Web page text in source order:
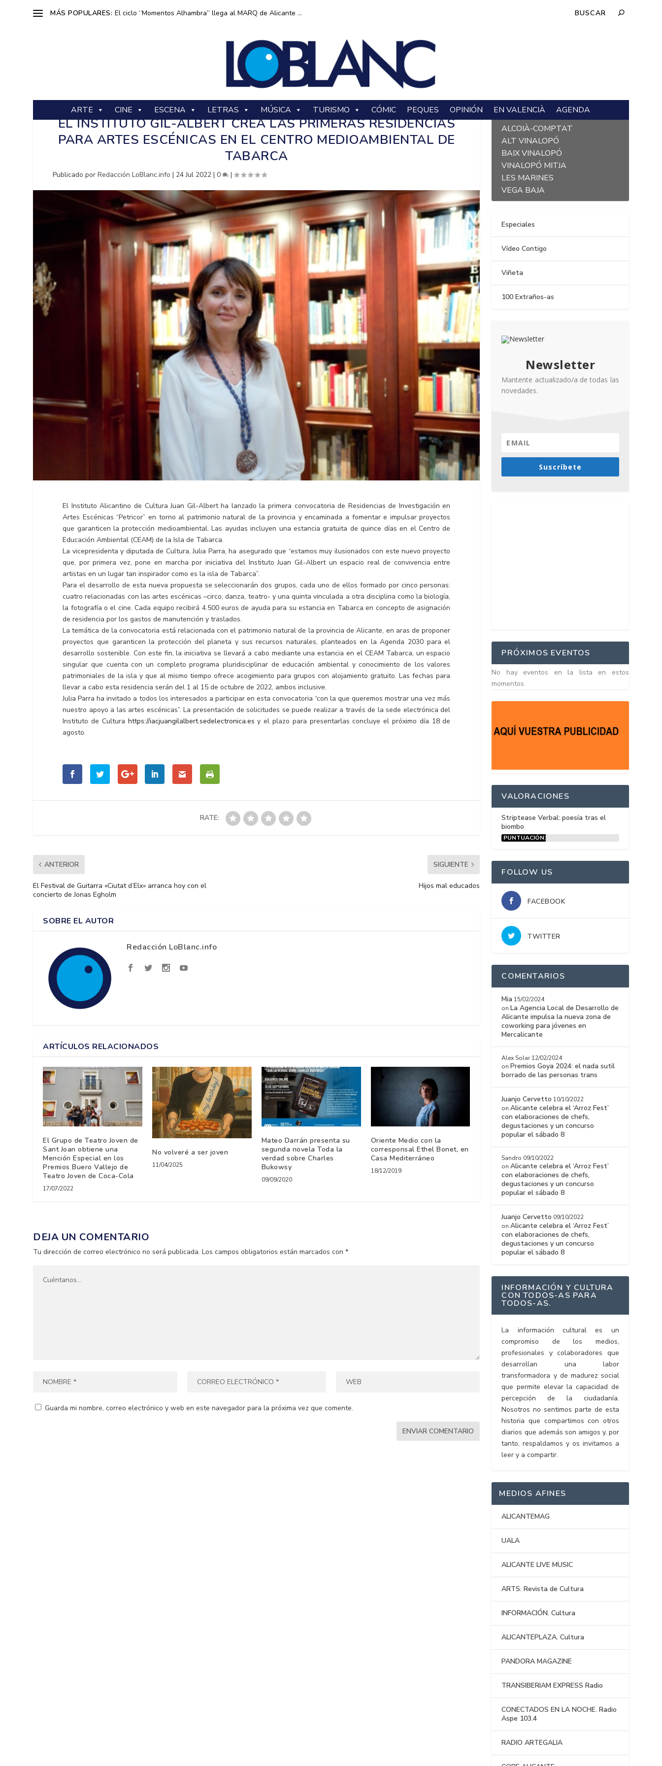
MÁS POPULARES: El ciclo “Momentos Alhambra” llega al MARQ de Alicante ...
ARTE CINE ESCENA LETRAS MÚSICA TURISMO CÓMIC PEQUES OPINIÓN EN VALENCIÀ AGENDA
EL INSTITUTO GIL-ALBERT CREA LAS PRIMERAS RESIDENCIAS
PARA ARTES ESCÉNICAS EN EL CENTRO MEDIOAMBIENTAL DE
TABARCA
Publicado porRedacción LoBlanc.info | 24 Jul 2022 |0 |
El Instituto Alicantino de Cultura Juan Gil-Albert ha lanzado la primera convocatoria de Residencias de Investigación en
Artes Escénicas “Petricor” en torno al patrimonio natural de la provincia y encaminada a fomentar e impulsar proyectos
que garanticen la protección medioambiental. Las ayudas incluyen una estancia gratuita de quince días en el Centro de
Educación Ambiental (CEAM) de la Isla de Tabarca.
La vicepresidenta y diputada de Cultura, Julia Parra, ha asegurado que “estamos muy ilusionados con este nuevo proyecto
que, por primera vez, pone en marcha por iniciativa del Instituto Juan Gil-Albert un espacio real de convivencia entre
artistas en un lugar tan inspirador como es la isla de Tabarca”.
Para el desarrollo de esta nueva propuesta se seleccionarán dos grupos, cada uno de ellos formado por cinco personas:
cuatro relacionadas con las artes escénicas –circo, danza, teatro- y una quinta vinculada a otra disciplina como la biología,
la fotografía o el cine. Cada equipo recibirá 4.500 euros de ayuda para su estancia en Tabarca en concepto de asignación
de residencia por los gastos de manutención y traslados.
La temática de la convocatoria está relacionada con el patrimonio natural de la provincia de Alicante, en aras de proponer
proyectos que garanticen la protección del planeta y sus recursos naturales, planteados en la Agenda 2030 para el
desarrollo sostenible. Con este fin, la iniciativa se llevará a cabo mediante una estancia en el CEAM Tabarca, un espacio
singular que cuenta con un completo programa pluridisciplinar de educación ambiental y conocimiento de los valores
patrimoniales de la isla y que al mismo tiempo ofrece acogimiento para grupos con alojamiento gratuito. Las fechas para
llevar a cabo esta residencia serán del 1 al 15 de octubre de 2022, ambos inclusive.
Julia Parra ha invitado a todos los interesados a participar en esta convocatoria “con la que queremos mostrar una vez más
nuestro apoyo a las artes escénicas”. La presentación de solicitudes se puede realizar a través de la sede electrónica del
Instituto de Cultura https://iacjuangilalbert.sedelectronica.es y el plazo para presentarlas concluye el próximo día 18 de
agosto.
RATE:
ANTERIOR
El Festival de Guitarra «Ciutat d’Elx» arranca hoy con el
concierto de Jonas Egholm
SIGUIENTE
Hijos mal educados
SOBRE EL AUTOR
Redacción LoBlanc.info
ARTÍCULOS RELACIONADOS
El Grupo de Teatro Joven de
Sant Joan obtiene una
Mención Especial en los
Premios Buero Vallejo de
Teatro Joven de Coca-Cola
17/07/2022
No volveré a ser joven
11/04/2025
Mateo Darrán presenta su
segunda novela Toda la
verdad sobre Charles
Bukowsy
09/09/2020
Oriente Medio con la
corresponsal Ethel Bonet, en
Casa Mediterráneo
18/12/2019
DEJA UN COMENTARIO
Tu dirección de correo electrónico no será publicada. Los campos obligatorios están marcados con*
Guarda mi nombre, correo electrónico y web en este navegador para la próxima vez que comente.
L´ALACANTÍ
ALCOIÀ-COMPTAT
ALT VINALOPÓ
BAIX VINALOPÓ
VINALOPÓ MITJA
LES MARINES
VEGA BAJA
Especiales
Vídeo Contigo
Viñeta
100 Extraños-as
Newsletter
Mantente actualizado/a de todas las
novedades.
Suscríbete
PRÓXIMOS EVENTOS
No hay eventos en la lista en estos
momentos
VALORACIONES
Striptease Verbal: poesía tras el
biombo
PUNTUACIÓN:
FOLLOW US
FACEBOOK
TWITTER
COMENTARIOS
Mia 15/02/2024
on La Agencia Local de Desarrollo de
Alicante impulsa la nueva zona de
coworking para jóvenes en
Mercalicante
Alex Solar 12/02/2024
on Premios Goya 2024: el nada sutil
borrado de las personas trans
Juanjo Cervetto 10/10/2022
onAlicante celebra el ‘Arroz Fest’
con elaboraciones de chefs,
degustaciones y un concurso
popular el sábado 8
Sandro 09/10/2022
onAlicante celebra el ‘Arroz Fest’
con elaboraciones de chefs,
degustaciones y un concurso
popular el sábado 8
Juanjo Cervetto 09/10/2022
onAlicante celebra el ‘Arroz Fest’
con elaboraciones de chefs,
degustaciones y un concurso
popular el sábado 8
INFORMACIÓN Y CULTURA
CON TODOS-AS PARA
TODOS-AS.
La información cultural es un
compromiso de los medios,
profesionales y colaboradores que
desarrollan una labor
transformadora y de madurez social
que permite elevar la capacidad de
percepción de la ciudadanía.
Nosotros no sentimos parte de esta
historia que compartimos con otros
diarios que además son amigos y, por
tanto, respaldamos y os invitamos a
leer y a compartir.
MEDIOS AFINES
ALICANTEMAG
UALA
ALICANTE LIVE MUSIC
ARTS. Revista de Cultura
INFORMACIÓN. Cultura
ALICANTEPLAZA. Cultura
PANDORA MAGAZINE
TRANSIBERIAM EXPRESS Radio
CONECTADOS EN LA NOCHE. Radio
Aspe 103.4
RADIO ARTEGALIA